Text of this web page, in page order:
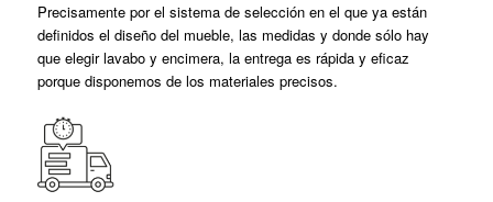
Precisamente por el sistema de selección en el que ya están
definidos el diseño del mueble, las medidas y donde sólo hay
que elegir lavabo y encimera, la entrega es rápida y eficaz
porque disponemos de los materiales precisos.